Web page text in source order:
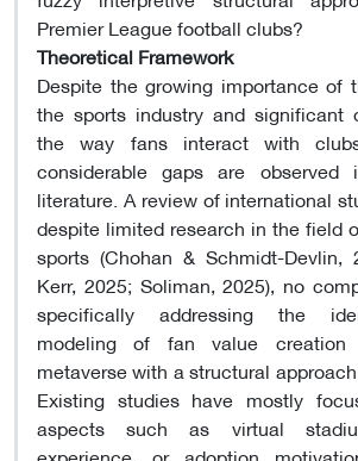
Premier League football clubs?
Theoretical Framework
Despite the growing importance of
the sports industry and significant
the way fans interact with
considerable gaps are observed
literature. A review of international
despite limited research in the field
sports (Chohan & Schmidt-Devlin,
Kerr, 2025; Soliman, 2025), no
specifically addressing the
modeling of fan value
metaverse with a structural
Existing studies have mostly
aspects such as virtual